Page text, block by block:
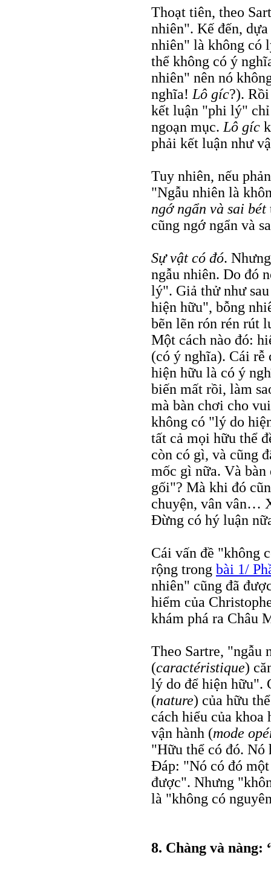
Thoạt tiên, theo
nhiên". Kế đến,
nhiên" là không có
thể không có ý
nhiên" nên nó
nghĩa! Lô gíc?).
kết luận "phi lý"
ngoạn mục. Lô gíc
phải kết luận như
Tuy nhiên, nếu
"Ngẫu nhiên là
ngớ ngẩn và sai bét
cũng ngớ ngẩn và
Sự vật có đó.
ngẫu nhiên. Do đó
lý". Giả thử như
hiện hữu", bỗng
bẽn lẽn rón rén rút
Một cách nào đó:
(có ý nghĩa). Cái rễ
hiện hữu là có ý
biến mất rồi, làm
mà bàn chơi cho
không có "lý do
tất cả mọi hữu thể
còn có gì, và cũng
mốc gì nữa. Và
gối"? Mà khi đó
chuyện, vân vân…
Đừng có hý luận
Cái vấn đề "không
rộng trong bài 1/
nhiên" cũng đã
hiểm của
khám phá ra Châu
Theo Sartre, "ngẫu
(caractéristique)
lý do để hiện hữu".
(nature) của hữu
cách hiểu của
vận hành (mode
"Hữu thể có đó. Nó
Đáp: "Nó có đó
được". Nhưng
là "không có
8. Chàng và nàng: